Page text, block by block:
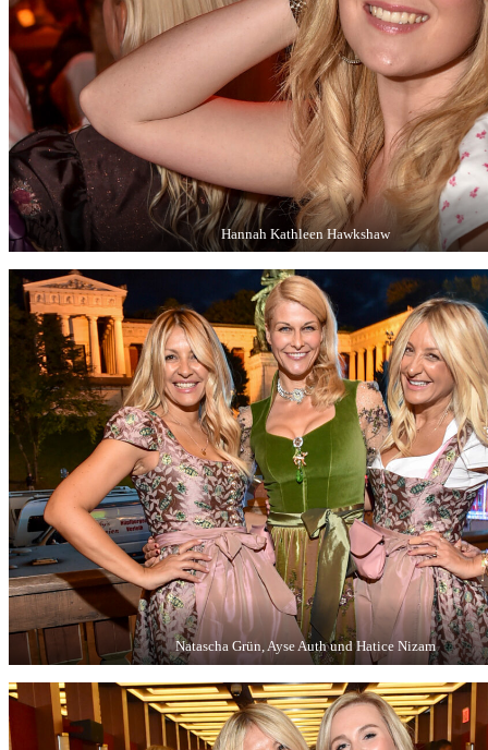
Hannah Kathleen Hawkshaw
Natascha Grün, Ayse Auth und Hatice Nizam